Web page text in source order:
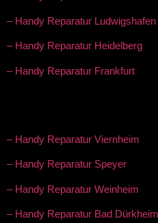
– Handy Reparatur Ludwigshafen
– Handy Reparatur Heidelberg
– Handy Reparatur Frankfurt
– Handy Reparatur Viernheim
– Handy Reparatur Speyer
– Handy Reparatur Weinheim
– Handy Reparatur Bad Dürkheim